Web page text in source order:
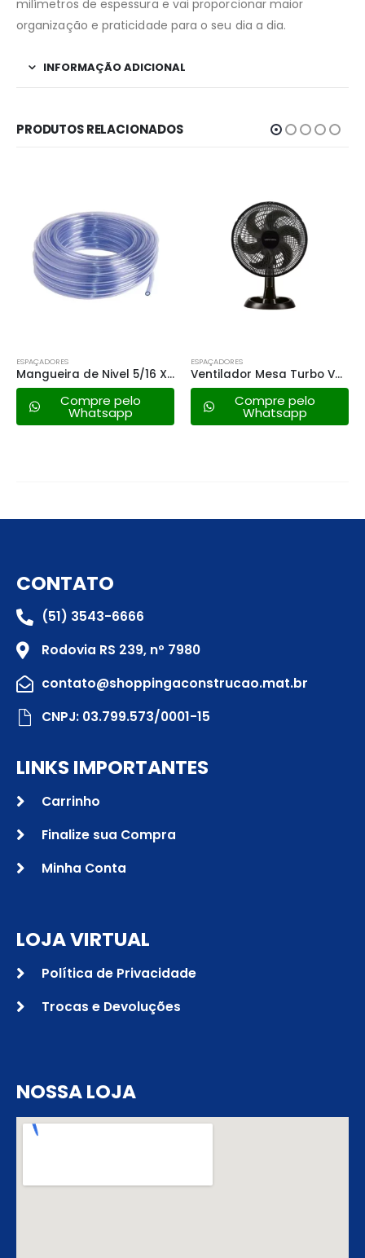
milímetros de espessura e vai proporcionar maior
organização e praticidade para o seu dia a dia.
INFORMAÇÃO ADICIONAL
PRODUTOS RELACIONADOS
Mangueira de Nivel 5/16 X 1,0mm
ESPAÇADORES
Compre pelo
Whatsapp
ESPAÇADORES
Compre pelo
Whatsapp
CONTATO
(51) 3543-6666
Rodovia RS 239, nº 7980
contato@shoppingaconstrucao.mat.br
CNPJ: 03.799.573/0001-15
LINKS IMPORTANTES
Carrinho
Finalize sua Compra
Minha Conta
LOJA VIRTUAL
Política de Privacidade
Trocas e Devoluções
NOSSA LOJA